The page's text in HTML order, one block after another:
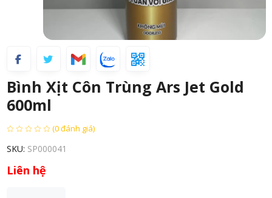
Bình Xịt Côn Trùng Ars Jet Gold
600ml
(0 đánh giá)
SKU: SP000041
Liên hệ